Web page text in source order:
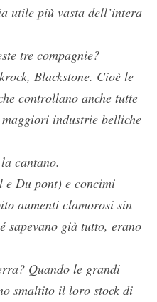
utile più vasta dell’intera
tre compagnie?
Blackstone. Cioè le
controllano anche tutte
industrie belliche
cantano.
e Du pont) e concimi
aumenti clamorosi sin
sapevano già tutto, erano
Quando le grandi
smaltito il loro stock di